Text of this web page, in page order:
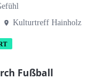
Kulturtreff Hainholz
Fußball